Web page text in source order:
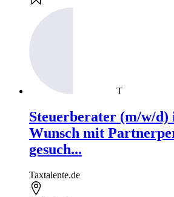
T
Steuerberater (m/w/d)
Wunsch mit
gesuch...
Taxtalente.de